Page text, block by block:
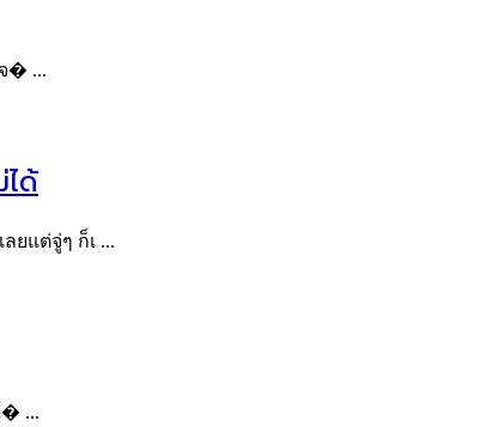
� ...
ด้
ยแต่จู่ๆ ก็เ ...
� ...